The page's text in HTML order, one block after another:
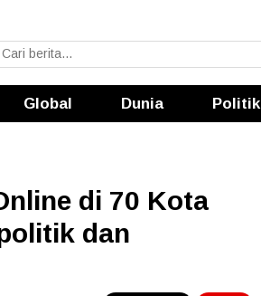
Global Dunia Politik
di 70 Kota
dan